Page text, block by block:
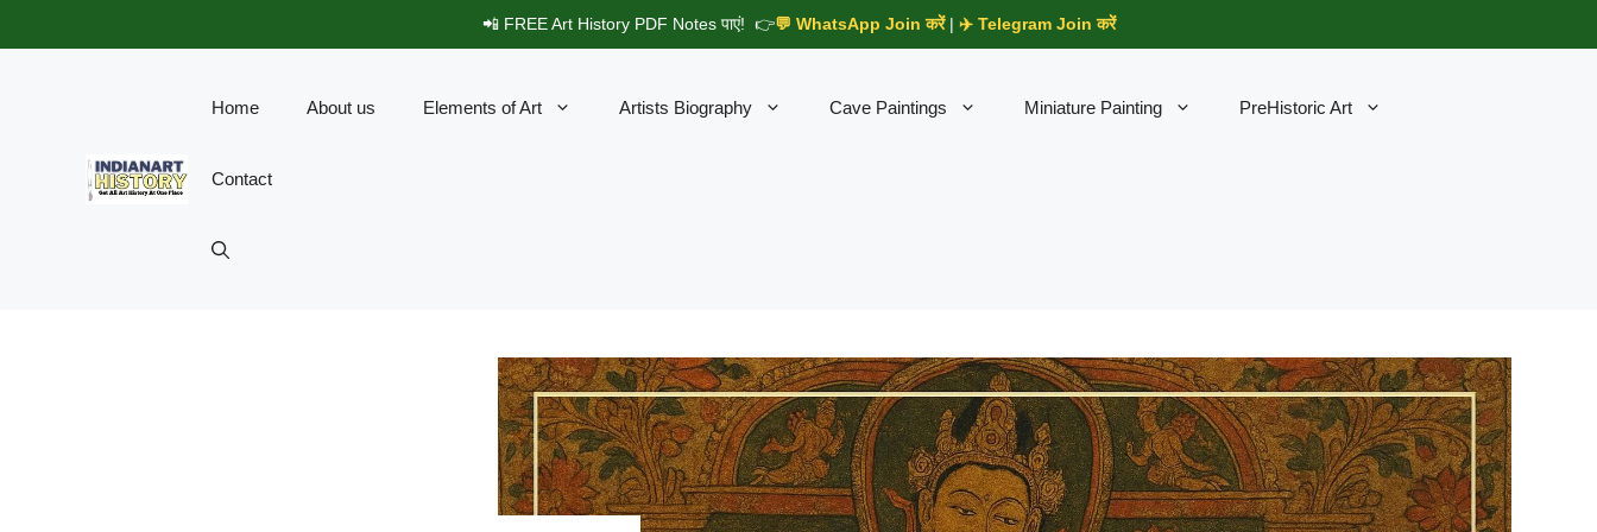
to
📲 FREE Art History PDF Notes पाएं! 👉💬 WhatsApp Join करें| ✈️ Telegram Join करें
Home About us Elements of Art Artists Biography Cave Paintings Miniature Painting PreHistoric Art
Contact